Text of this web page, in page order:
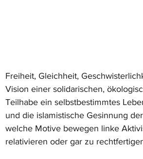
Freiheit, Gleichheit,
Vision einer solidarischen,
Teilhabe ein selbstbestimmtes
und die islamistische Gesinnung
welche Motive bewegen linke
relativieren oder gar zu